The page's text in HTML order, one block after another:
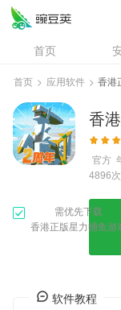
香港正
首页
资讯
问答
首页 > 应用软件 > 香港
香
官方
4896
需优先下载
香港正版星力捕鱼游
软件教程